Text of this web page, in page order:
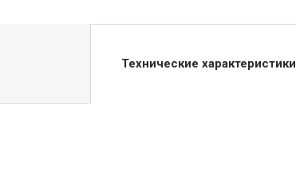
Технические характеристики